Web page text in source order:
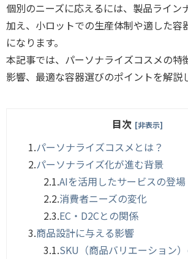
個別のニーズに応えるには、製品ライン
加え、小ロットでの生産体制や適した容
になります。
本記事では、パーソナライズコスメの特
影響、最適な容器選びのポイントを解説
目次 [非表示]
1.パーソナライズコスメとは？
2.パーソナライズ化が進む背景
2.1.AIを活用したサービスの登場
2.2.消費者ニーズの変化
2.3.EC・D2Cとの関係
3.商品設計に与える影響
3.1.SKU（商品バリエーション